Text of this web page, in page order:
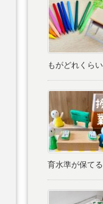
もがどれくら
育水準が保て